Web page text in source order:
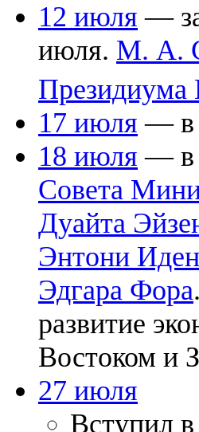
12 июля —
июля. М. А.
17 июля — в
18 июля — в
Совета
Дуайта
Энтони
Эдгара Фора
развитие
Востоком и
27 июля
Вступил